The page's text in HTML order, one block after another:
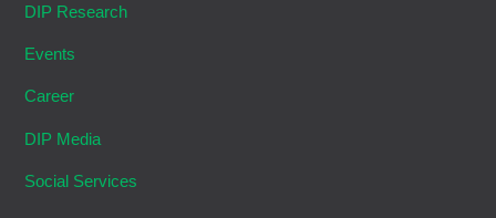
DIP Research
Events
Career
DIP Media
Social Services